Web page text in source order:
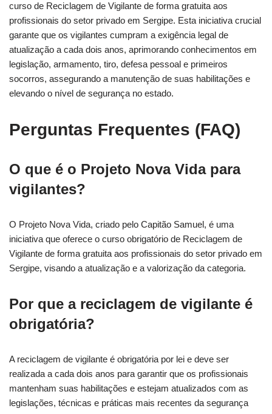
curso de Reciclagem de Vigilante de forma gratuita aos
profissionais do setor privado em Sergipe. Esta iniciativa crucial
garante que os vigilantes cumpram a exigência legal de
atualização a cada dois anos, aprimorando conhecimentos em
legislação, armamento, tiro, defesa pessoal e primeiros
socorros, assegurando a manutenção de suas habilitações e
elevando o nível de segurança no estado.
Perguntas Frequentes (FAQ)
O que é o Projeto Nova Vida para
vigilantes?
O Projeto Nova Vida, criado pelo Capitão Samuel, é uma
iniciativa que oferece o curso obrigatório de Reciclagem de
Vigilante de forma gratuita aos profissionais do setor privado em
Sergipe, visando a atualização e a valorização da categoria.
Por que a reciclagem de vigilante é
obrigatória?
A reciclagem de vigilante é obrigatória por lei e deve ser
realizada a cada dois anos para garantir que os profissionais
mantenham suas habilitações e estejam atualizados com as
legislações, técnicas e práticas mais recentes da segurança